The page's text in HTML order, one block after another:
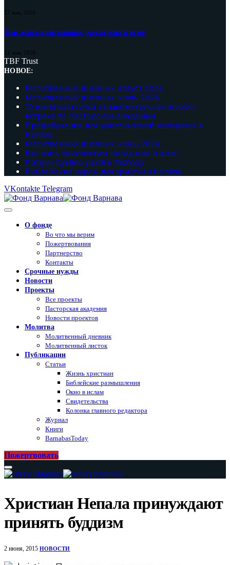
27 мая, 2026
Как жить христианам, когда мир в огне
21 мая, 2026
TBF Trust
НОВОЕ:
Молитвенный дневник, август 2026
Молитвенный дневник, июль 2026
10 июня состоится ознакомительная онлайн-
встреча по Пасторской академии
Профобучение для христианской молодежи в
Непале
Молитвенный дневник, июнь 2026
Как жить христианам, когда мир в огне
Патрик Сухдео ушел к Господу
Библейские курсы для христиан Непала
VKontakte Telegram
О фонде
Во что мы верим
Пожертвования
Партнерство
Контакты
Срочные нужды
Новости
Проекты
Все проекты
Пасторская академия
Новости проектов
Молитва
Молитвенный дневник
Молитвенный листок
Публикации
Статьи
Жизнь христиан
Библейские размышления
Окно в ислам
Свидетельства
Колонка главного редактора
Журнал
Книги
BarnabasToday
Пожертвовать
Христиан Непала принуждают
принять буддизм
2 июня, 2015 НОВОСТИ